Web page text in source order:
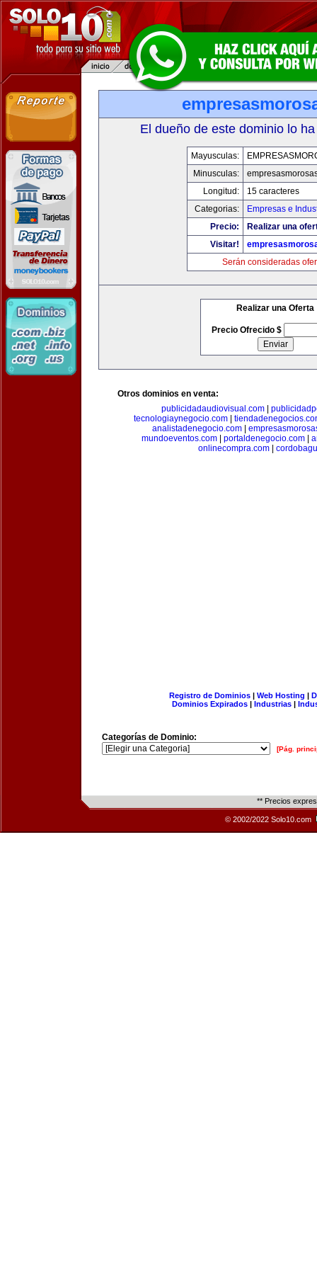
El dueño de este dominio lo
Mayusculas:
Minusculas:
Longitud:
15 caracteres
Categorias:
Empresas e
Precio:
Realizar una
Visitar!
Serán consideradas
Realizar una Oferta
Precio Ofrecido $
Otros dominios en venta:
publicidadaudiovisual.com|
tecnologiaynegocio.com
analistadenegocio.com
mundoeventos.com| portaldenegocio.com|
onlinecompra.com
Registro de Dominios| Web Hosting |
Dominios Expirados | Industrias |
Categorías de Dominio:
[Pág.
** Precios
© 2002/2022 Solo10.com